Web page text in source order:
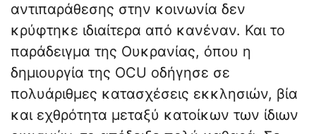
αντιπαράθεσης στην κοινωνία δεν
κρύφτηκε ιδιαίτερα από κανέναν. Και το
παράδειγμα της Ουκρανίας, όπου η
δημιουργία της OCU οδήγησε σε
πολυάριθμες κατασχέσεις εκκλησιών, βία
και εχθρότητα μεταξύ κατοίκων των ίδιων